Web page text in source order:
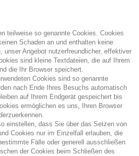
teilweise so genannte Cookies. Cookies
Schaden an und enthalten keine
unser Angebot nutzerfreundlicher, effektiver
sind kleine Textdateien, die auf Ihrem
die Ihr Browser speichert.
Cookies sind so genannte
nach Ende Ihres Besuchs automatisch
auf Ihrem Endgerät gespeichert bis
ermöglichen es uns, Ihren Browser
einstellen, dass Sie über das Setzen von
Cookies nur im Einzelfall erlauben, die
Fälle oder generell ausschließen
der Cookies beim Schließen des